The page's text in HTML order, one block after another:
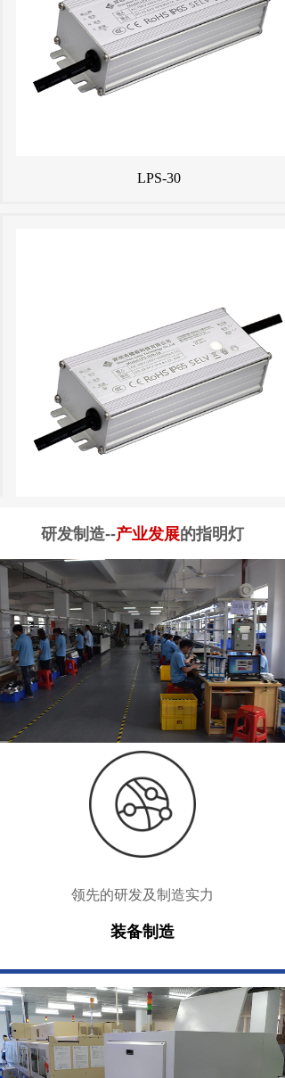
LPS-30
LPS-50
LPS-60
研发制造--产业发展的指明灯
领先的研发及制造实力
装备制造